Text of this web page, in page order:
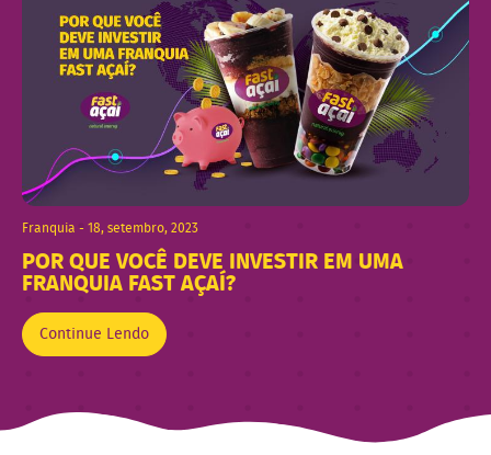
Franquia - 18, setembro, 2023
POR QUE VOCÊ DEVE INVESTIR EM UMA
FRANQUIA FAST AÇAÍ?
Continue Lendo